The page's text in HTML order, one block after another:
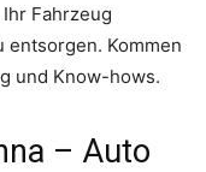
Fahrzeug
Kommen
und Know-hows.
– Auto